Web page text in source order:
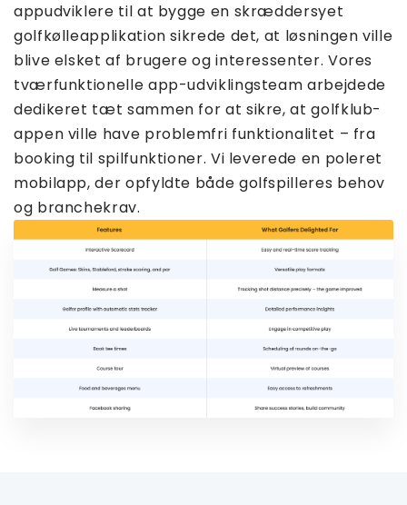
appudviklere til at bygge en skræddersyet
golfkølleapplikation sikrede det, at løsningen ville
blive elsket af brugere og interessenter. Vores
tværfunktionelle app-udviklingsteam arbejdede
dedikeret tæt sammen for at sikre, at golfklub-
appen ville have problemfri funktionalitet – fra
booking til spilfunktioner. Vi leverede en poleret
mobilapp, der opfyldte både golfspilleres behov
og branchekrav.